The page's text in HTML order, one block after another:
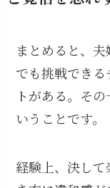
まとめると、
でも挑戦できる
トがある。そ
いうことです。
経験上、決し